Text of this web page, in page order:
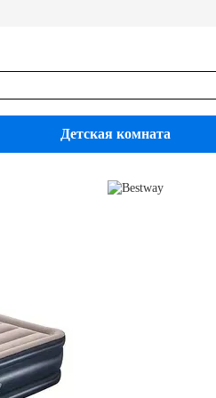
Детская комната